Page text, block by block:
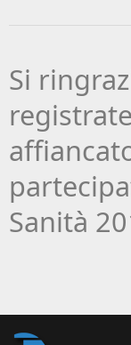
Si
Sanità